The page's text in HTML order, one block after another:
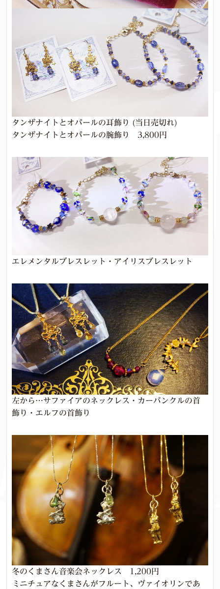
タンザナイトとオパールの耳飾り (当日売切れ)
タンザナイトとオパールの腕飾り 3,800円
エレメンタルブレスレット・アイリスブレスレット
左から…サファイアのネックレス・カーバンクルの首
飾り・エルフの首飾り
冬のくまさん音楽会ネックレス 1,200円
ミニチュアなくまさんがフルート、ヴァイオリンであ